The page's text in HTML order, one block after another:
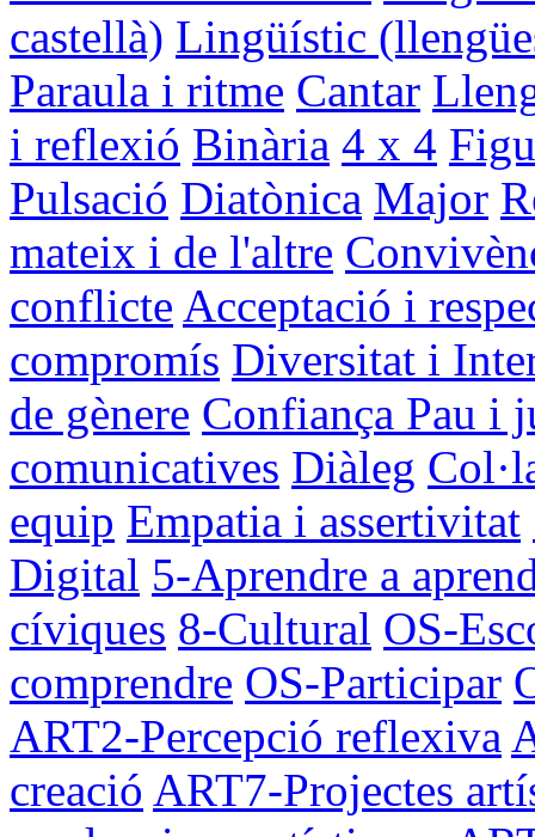
castellà) Lingüístic
Paraula i ritme Cantar
i reflexió Binària 4 x 4
Pulsació Diatònica Major
mateix i de l'altre
conflicte Acceptació i
compromís Diversitat i
de gènere Confiança Pau i
comunicatives Diàleg
equip Empatia i assertivitat
Digital 5-Aprendre a
cíviques 8-Cultural OS-
comprendre OS-Participar
ART2-Percepció reflexiva
creació ART7-Projectes